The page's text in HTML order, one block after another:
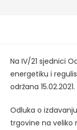
Na IV/21 sjednici
energetiku i
održana
Odluka o
trgovine na veliko